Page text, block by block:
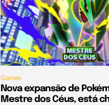
Games
Nova expansão de
Mestre dos Céus, está